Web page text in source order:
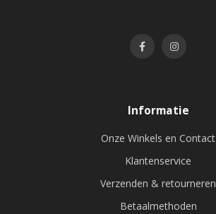
Informatie
Onze Winkels en Contact
Klantenservice
Verzenden & retourneren
Betaalmethoden